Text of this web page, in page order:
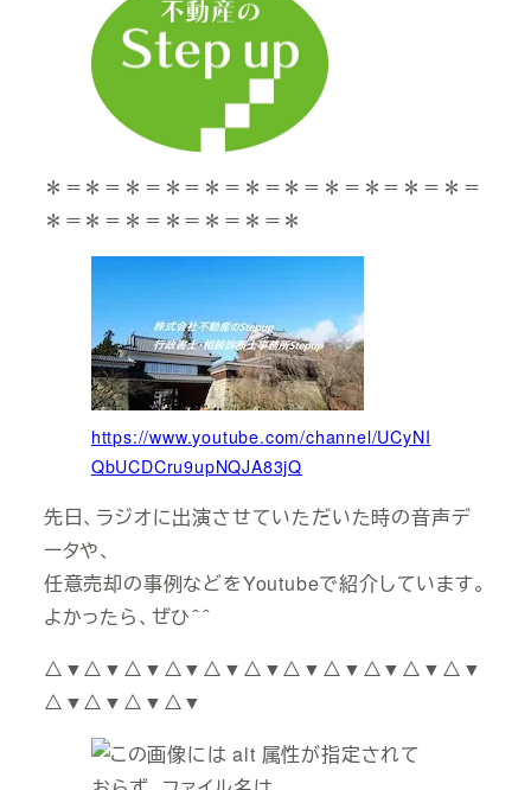
＊＝＊＝＊＝＊＝＊＝＊＝＊＝＊＝＊＝＊＝＊＝
＊＝＊＝＊＝＊＝＊＝＊＝＊
https://www.youtube.com/channel/UCyNI
QbUCDCru9upNQJA83jQ
先日、ラジオに出演させていただいた時の音声デ
ータや、
任意売却の事例などをYoutubeで紹介しています。
よかったら、ぜひ＾＾
△▼△▼△▼△▼△▼△▼△▼△▼△▼△▼△▼
△▼△▼△▼△▼